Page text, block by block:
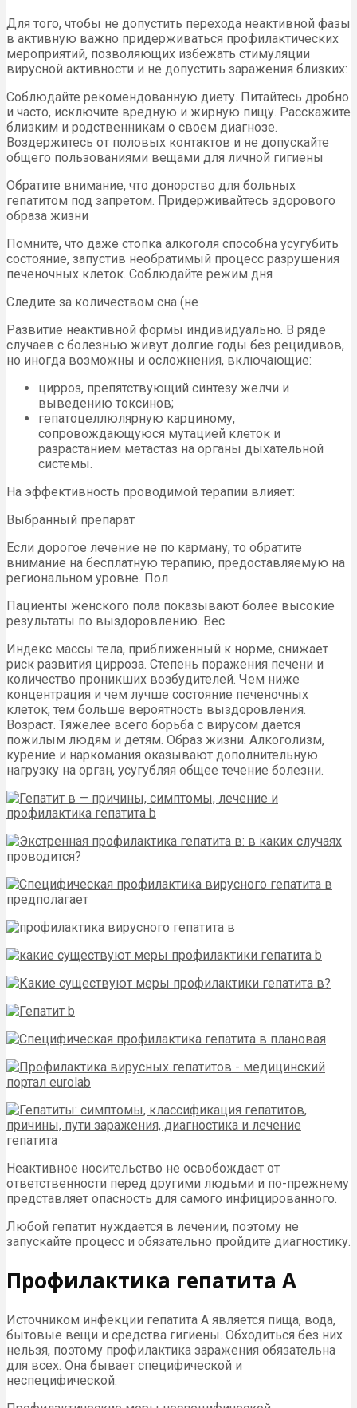
Для того, чтобы не допустить перехода неактивной фазы
в активную важно придерживаться профилактических
мероприятий, позволяющих избежать стимуляции
вирусной активности и не допустить заражения близких:
Соблюдайте рекомендованную диету. Питайтесь дробно
и часто, исключите вредную и жирную пищу. Расскажите
близким и родственникам о своем диагнозе.
Воздержитесь от половых контактов и не допускайте
общего пользованиями вещами для личной гигиены
Обратите внимание, что донорство для больных
гепатитом под запретом. Придерживайтесь здорового
образа жизни
Помните, что даже стопка алкоголя способна усугубить
состояние, запустив необратимый процесс разрушения
печеночных клеток. Соблюдайте режим дня
Следите за количеством сна (не
Развитие неактивной формы индивидуально. В ряде
случаев с болезнью живут долгие годы без рецидивов,
но иногда возможны и осложнения, включающие:
цирроз, препятствующий синтезу желчи и
выведению токсинов;
гепатоцеллюлярную карциному,
сопровождающуюся мутацией клеток и
разрастанием метастаз на органы дыхательной
системы.
На эффективность проводимой терапии влияет:
Выбранный препарат
Если дорогое лечение не по карману, то обратите
внимание на бесплатную терапию, предоставляемую на
региональном уровне. Пол
Пациенты женского пола показывают более высокие
результаты по выздоровлению. Вес
Индекс массы тела, приближенный к норме, снижает
риск развития цирроза. Степень поражения печени и
количество проникших возбудителей. Чем ниже
концентрация и чем лучше состояние печеночных
клеток, тем больше вероятность выздоровления.
Возраст. Тяжелее всего борьба с вирусом дается
пожилым людям и детям. Образ жизни. Алкоголизм,
курение и наркомания оказывают дополнительную
нагрузку на орган, усугубляя общее течение болезни.
Неактивное носительство не освобождает от
ответственности перед другими людьми и по-прежнему
представляет опасность для самого инфицированного.
Любой гепатит нуждается в лечении, поэтому не
запускайте процесс и обязательно пройдите диагностику.
Профилактика гепатита А
Источником инфекции гепатита А является пища, вода,
бытовые вещи и средства гигиены. Обходиться без них
нельзя, поэтому профилактика заражения обязательна
для всех. Она бывает специфической и
неспецифической.